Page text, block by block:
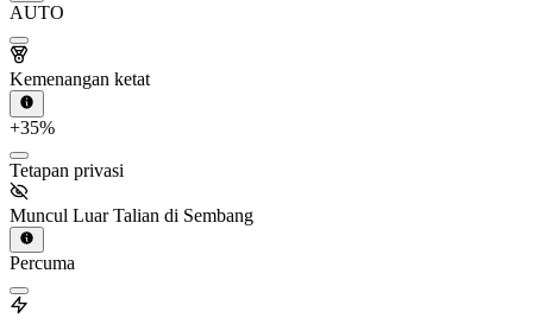
AUTO
Kemenangan ketat
+35%
Tetapan privasi
Muncul Luar Talian di Sembang
Percuma